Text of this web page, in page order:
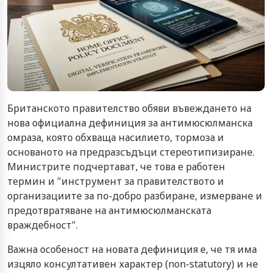
Британското правителство обяви въвеждането на
нова официална дефиниция за антимюсюлманска
омраза, която обхваща насилието, тормоза и
основаното на предразсъдъци стереотипизиране.
Министрите подчертават, че това е работен
термин и "инструмент за правителството и
организациите за по-добро разбиране, измерване и
предотвратяване на антимюсюлманската
враждебност".
Важна особеност на новата дефиниция е, че тя има
изцяло консултативен характер (non-statutory) и не